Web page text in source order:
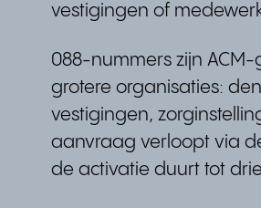
vestigingen of
088-nummers zijn
grotere organisaties:
vestigingen,
aanvraag verloopt via
de activatie duurt tot